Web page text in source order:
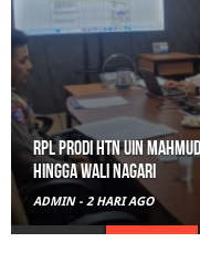
RPL Prodi HTN UIN
hingga Wali Nagari
ADMIN - 2 HARI AGO